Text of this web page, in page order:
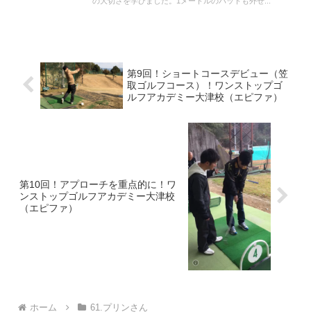
第9回！ショートコースデビュー（笠
取ゴルフコース）！ワンストップゴ
ルフアカデミー大津校（エピファ）
第10回！アプローチを重点的に！ワ
ンストップゴルフアカデミー大津校
（エピファ）
ホーム 61.プリンさん